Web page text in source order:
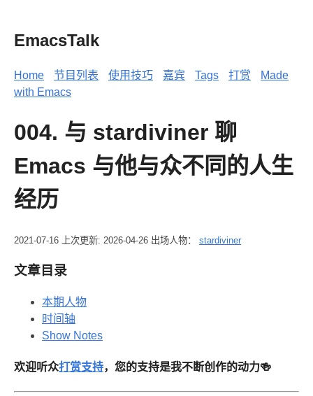
EmacsTalk
Home 节目列表 使用技巧 嘉宾 Tags 打赏
Made
with Emacs
004. 与 stardiviner 聊
Emacs 与他与众不同的人生
经历
2021-07-16 上次更新: 2026-04-26 出场人物： stardiviner
文章目录
本期人物
时间轴
Show Notes
欢迎听众打赏支持，您的支持是我不断创作的动力🍻